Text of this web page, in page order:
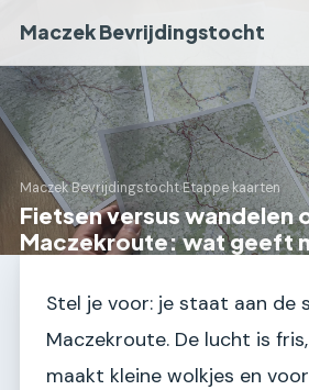
Maczek Bevrijdingstocht
Maczek Bevrijdingstocht›Etappe kaarten
Fietsen versus wandelen
Maczekroute: wat geeft
Stel je voor: je staat aan de
Maczekroute. De lucht is
maakt kleine wolkjes en